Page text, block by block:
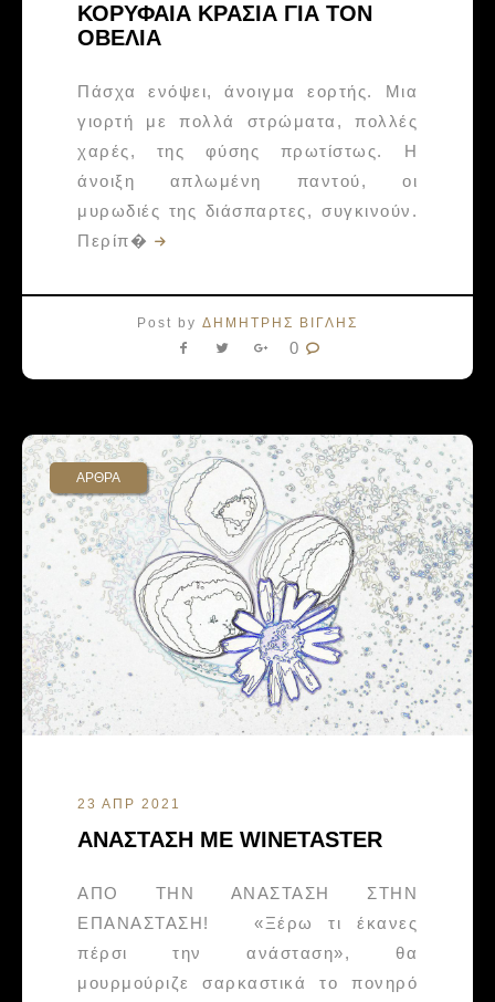
ΚΟΡΥΦΑΙΑ ΚΡΑΣΙΑ ΓΙΑ ΤΟΝ
ΟΒΕΛΙΑ
Πάσχα ενόψει, άνοιγμα εορτής. Μια
γιορτή με πολλά στρώματα, πολλές
χαρές, της φύσης πρωτίστως. Η
άνοιξη απλωμένη παντού, οι
μυρωδιές της διάσπαρτες, συγκινούν.
Περίπ�
Post by ΔΗΜΗΤΡΗΣ ΒΙΓΛΗΣ
0
ΑΡΘΡΑ
23 ΑΠΡ 2021
ΑΝΑΣΤΑΣΗ ΜΕ WINETASTER
ΑΠΟ ΤΗΝ ΑΝΑΣΤΑΣΗ ΣΤΗΝ
ΕΠΑΝΑΣΤΑΣΗ! «Ξέρω τι έκανες
πέρσι την ανάσταση», θα
μουρμούριζε σαρκαστικά το πονηρό